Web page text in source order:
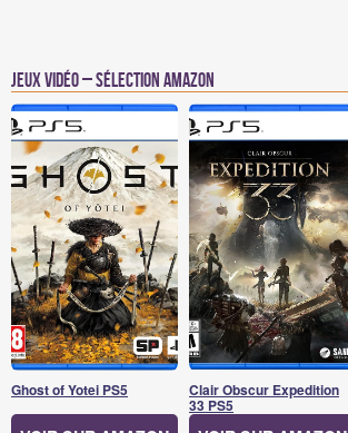
Jeux vidéo – Sélection Amazon
Ghost of Yotei PS5 Clair Obscur Expedition
33 PS5